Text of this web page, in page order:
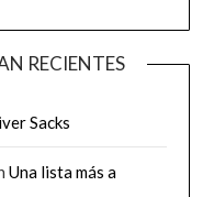
RECIENTES
Sacks
Una lista más a